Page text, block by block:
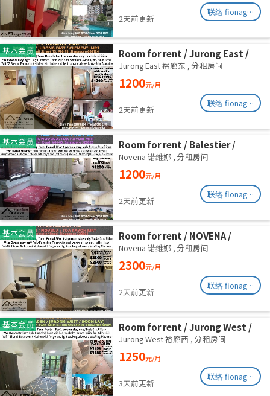
2天前更新
联络 fionag@transinex.com.sg
基本会员
Room for rent / Jurong East /
Common room / 1pax stay /
Available 2 Sept
Jurong East 裕廊东 , 分租房间
1200元/月
2天前更新
联络 fionag@transinex.com.sg
基本会员
Room for rent / Balestier /
Common room / 1pax stay /
Available Immediately
Novena 诺维娜 , 分租房间
1200元/月
2天前更新
联络 fionag@transinex.com.sg
基本会员
Room for rent / NOVENA /
Master room / 2,3 pax stay /
Available Immediately
Novena 诺维娜 , 分租房间
2300元/月
2天前更新
联络 fionag@transinex.com.sg
基本会员
Room for rent / Jurong West /
Common room / 1pax stay /
Available Oct 2
Jurong West 裕廊西 , 分租房间
1250元/月
3天前更新
联络 fionag@transinex.com.sg